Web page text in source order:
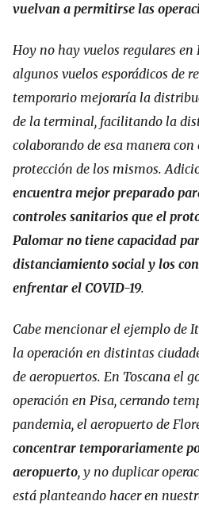
vuelvan a permitirse las
Hoy no hay vuelos regulares en
algunos vuelos esporádicos de
temporario mejoraría la
de la terminal, facilitando la
colaborando de esa manera
protección de los mismos.
encuentra mejor preparado
controles sanitarios que el
Palomar no tiene capacidad
distanciamiento social y los
enfrentar el COVID-19.
Cabe mencionar el ejemplo de
la operación en distintas
de aeropuertos. En Toscana el
operación en Pisa, cerrando
pandemia, el aeropuerto de
concentrar temporariamente
aeropuerto, y no duplicar
está planteando hacer en